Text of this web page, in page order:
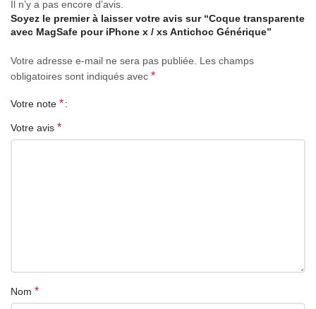
Il n’y a pas encore d’avis.
Soyez le premier à laisser votre avis sur “Coque transparente
avec MagSafe pour iPhone x / xs Antichoc Générique”
Votre adresse e-mail ne sera pas publiée.
Les champs
obligatoires sont indiqués avec *
Votre note *
Votre avis *
Nom *